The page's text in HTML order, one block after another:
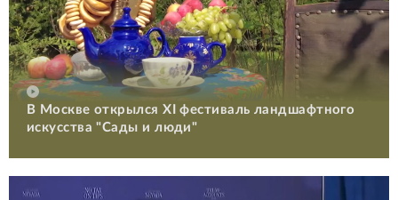
В Москве открылся XI фестиваль ландшафтного
искусства "Сады и люди"